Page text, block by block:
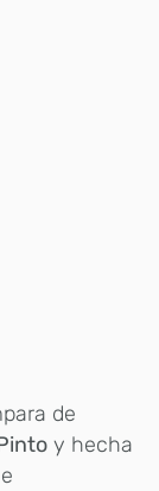
de
y hecha